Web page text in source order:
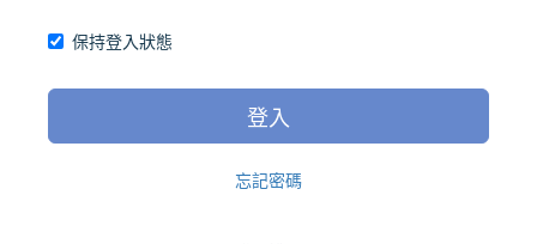
保持登入狀態
登入
忘記密碼